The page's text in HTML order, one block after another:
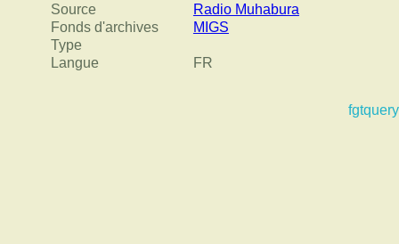
Source
Radio Muhabura
Fonds d'archives
MIGS
Type
Langue
FR